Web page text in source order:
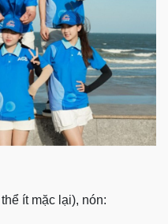
ít mặc lại), nón: